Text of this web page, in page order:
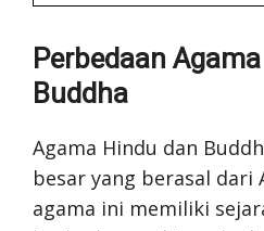
Perbedaan
Buddha
Agama Hindu dan
besar yang berasal dari
agama ini memiliki